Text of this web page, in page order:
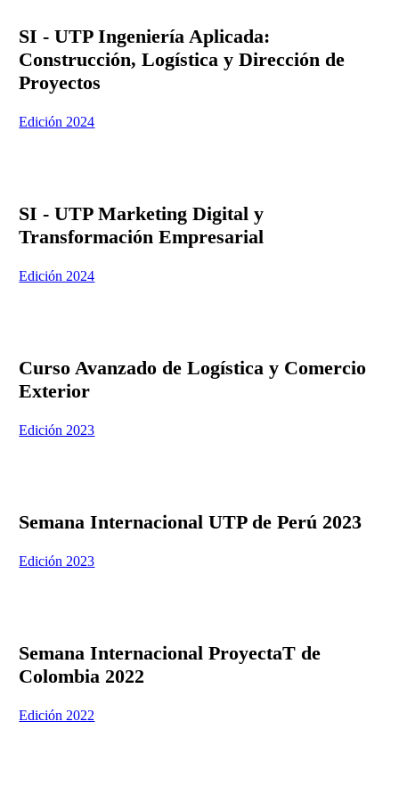
SI - UTP Ingeniería Aplicada:
Construcción, Logística y Dirección de
Proyectos
Edición 2024
SI - UTP Marketing Digital y
Transformación Empresarial
Edición 2024
Curso Avanzado de Logística y Comercio
Exterior
Edición 2023
Semana Internacional UTP de Perú 2023
Edición 2023
Semana Internacional ProyectaT de
Colombia 2022
Edición 2022